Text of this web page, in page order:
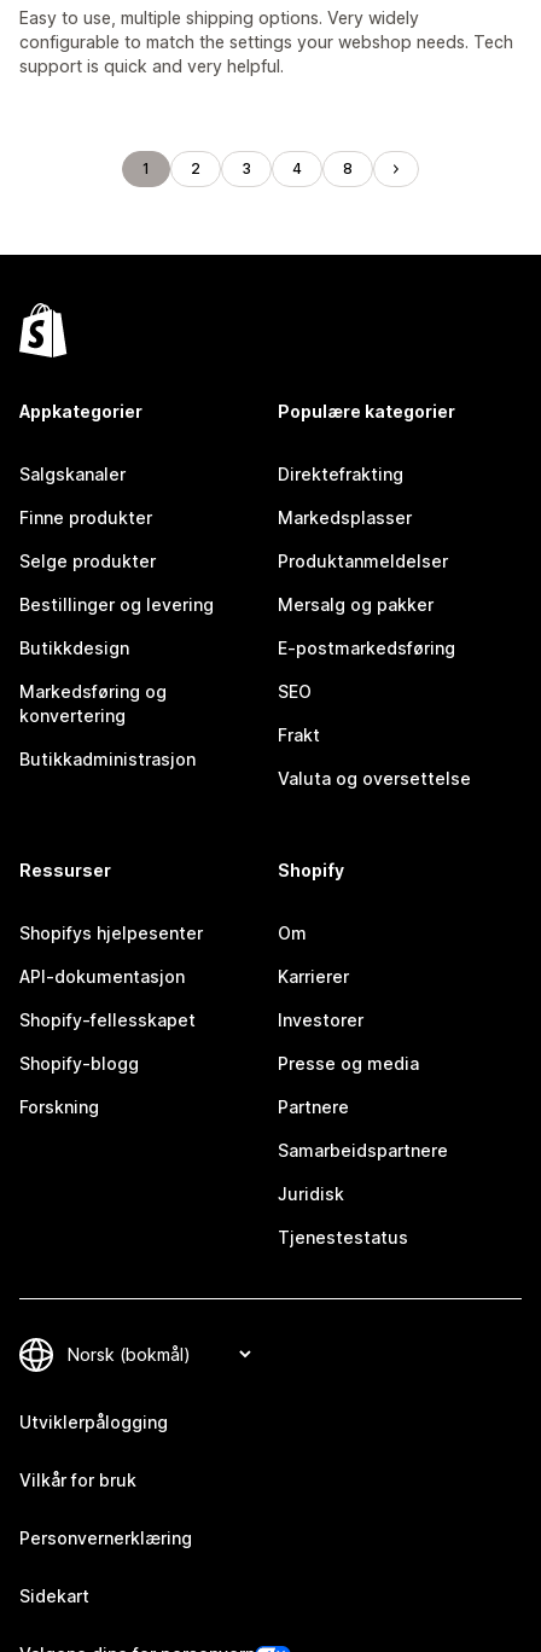
Easy to use, multiple shipping options. Very widely
configurable to match the settings your webshop needs. Tech
support is quick and very helpful.
1 2 3 4 8
Appkategorier
Salgskanaler
Finne produkter
Selge produkter
Bestillinger og levering
Butikkdesign
Markedsføring og
konvertering
Butikkadministrasjon
Populære kategorier
Direktefrakting
Markedsplasser
Produktanmeldelser
Mersalg og pakker
E-postmarkedsføring
SEO
Frakt
Valuta og oversettelse
Ressurser
Shopifys hjelpesenter
API-dokumentasjon
Shopify-fellesskapet
Shopify-blogg
Forskning
Shopify
Om
Karrierer
Investorer
Presse og media
Partnere
Samarbeidspartnere
Juridisk
Tjenestestatus
Utviklerpålogging
Vilkår for bruk
Personvernerklæring
Sidekart